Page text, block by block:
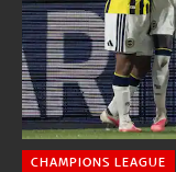
CHAMPIONS LEAGUE